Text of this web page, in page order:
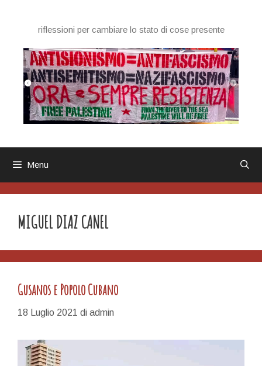
contenutoriflessioni per cambiare lo stato di cose presente
Menu
MIGUEL DIAZ CANEL
Gusanos e Popolo Cubano
18 Luglio 2021 di admin